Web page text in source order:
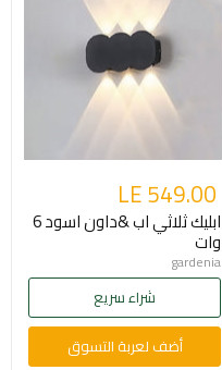
LE 549.00
ابليك ثلاثي اب &داون اسود 6
وات
gardenia
شراء سريع
أضف لعربة التسوق